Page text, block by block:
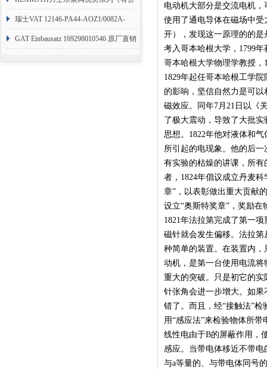
目表）
瑞士VAT 12146-PA44-AOZ1/0082A-
1173938
GAT Einbausatz 169298010546 原厂直销
电动机大部分是交流电机
使用了通电导体在磁场中
开），发现这一原理的的
考入哥本哈根大学，1799
哥本哈根大学物理学教授，
1829年起任哥本哈根工学
的影响，坚信自然力是可
磁效应。同年7月21日以《
了极大震动，导致了大批
思想。1822年他对液体和
所引起的电现象。他的后
有实验的枯燥的讲课，所
者，1824年倡议成立丹麦
章”，以表彰做出重大贡献
设立“奥斯特奖章”，奖励
1821年法拉第完成了第一
磁针就会发生偏移。法拉
种简单的装置。在装置内
动机，是第一台使用电流
重大的突破。只是初它的
针张角会进一步增大。如
错了。而且，经“接触法”
用“感应法”来检验物体所
线性电由于B的屏蔽作用，
感应。当带电体移近不带
与a等量的、与带电体同号